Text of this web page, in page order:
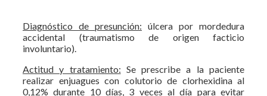
Diagnóstico de presunción: úlcera por mordedura
accidental (traumatismo de origen facticio
involuntario).
Actitud y tratamiento: Se prescribe a la paciente
realizar enjuagues con colutorio de clorhexidina al
0,12% durante 10 días, 3 veces al día para evitar